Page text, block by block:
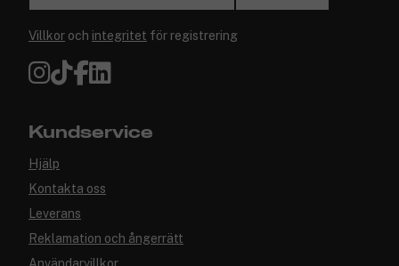
Villkor och integritet för registrering
Kundservice
Hjälp
Kontakta oss
Leverans
Reklamation och ångerrätt